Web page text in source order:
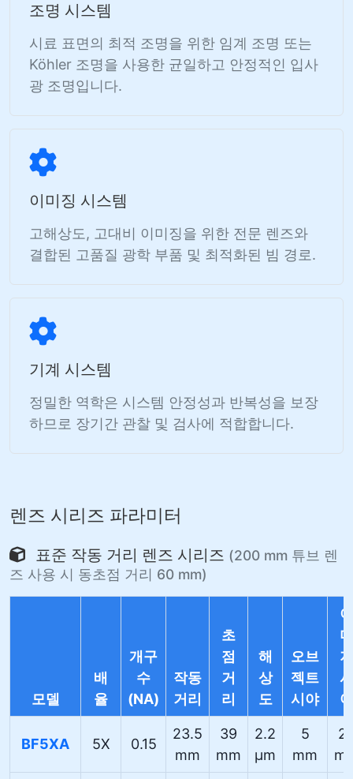
조명 시스템
시료 표면의 최적 조명을 위한 임계 조명 또는
Köhler 조명을 사용한 균일하고 안정적인 입사
광 조명입니다.
이미징 시스템
고해상도, 고대비 이미징을 위한 전문 렌즈와
결합된 고품질 광학 부품 및 최적화된 빔 경로.
기계 시스템
정밀한 역학은 시스템 안정성과 반복성을 보장
하므로 장기간 관찰 및 검사에 적합합니다.
렌즈 시리즈 파라미터
표준 작동 거리 렌즈 시리즈 (200 mm 튜브 렌
즈 사용 시 동초점 거리 60 mm)
모델
배
율
개구
수
(NA)
작동
거리
초
점
거
리
해
상
도
오브
젝트
시야
이
미
지
시
야
BF5XA 5X 0.15
23.5
mm
39
mm
2.2
µm
5
mm